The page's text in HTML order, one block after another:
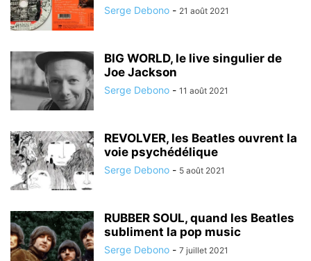
Serge Debono - 21 août 2021
BIG WORLD, le live singulier de
Joe Jackson
Serge Debono - 11 août 2021
REVOLVER, les Beatles ouvrent la
voie psychédélique
Serge Debono - 5 août 2021
RUBBER SOUL, quand les Beatles
subliment la pop music
Serge Debono - 7 juillet 2021